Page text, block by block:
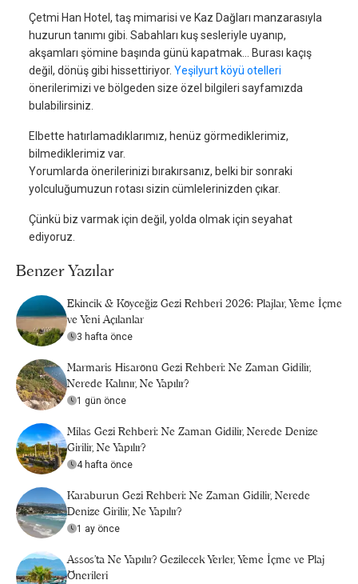
Çetmi Han Hotel, taş mimarisi ve Kaz Dağları manzarasıyla
huzurun tanımı gibi. Sabahları kuş sesleriyle uyanıp,
akşamları şömine başında günü kapatmak… Burası kaçış
değil, dönüş gibi hissettiriyor. Yeşilyurt köyü otelleri
önerilerimizi ve bölgeden size özel bilgileri sayfamızda
bulabilirsiniz.
Elbette hatırlamadıklarımız, henüz görmediklerimiz,
bilmediklerimiz var.
Yorumlarda önerilerinizi bırakırsanız, belki bir sonraki
yolculuğumuzun rotası sizin cümlelerinizden çıkar.
Çünkü biz varmak için değil, yolda olmak için seyahat
ediyoruz.
Benzer Yazılar
Ekincik & Köyceğiz Gezi Rehberi 2026: Plajlar, Yeme İçme
ve Yeni Açılanlar
3 hafta önce
Marmaris Hisarönü Gezi Rehberi: Ne Zaman Gidilir,
Nerede Kalınır, Ne Yapılır?
1 gün önce
Milas Gezi Rehberi: Ne Zaman Gidilir, Nerede Denize
Girilir, Ne Yapılır?
4 hafta önce
Karaburun Gezi Rehberi: Ne Zaman Gidilir, Nerede
Denize Girilir, Ne Yapılır?
1 ay önce
Assos’ta Ne Yapılır? Gezilecek Yerler, Yeme İçme ve Plaj
Önerileri